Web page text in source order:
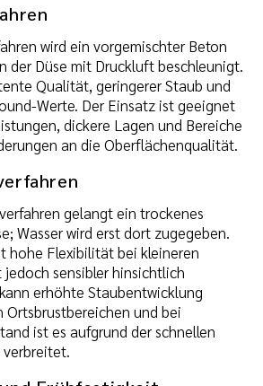
wird ein vorgemischter Beton
der Düse mit Druckluft beschleunigt.
Qualität, geringerer Staub und
Werte. Der Einsatz ist geeignet
dickere Lagen und Bereiche
an die Oberflächenqualität.
gelangt ein trockenes
Wasser wird erst dort zugegeben.
hohe Flexibilität bei kleineren
sensibler hinsichtlich
erhöhte Staubentwicklung
Ortsbrustbereichen und bei
ist es aufgrund der schnellen